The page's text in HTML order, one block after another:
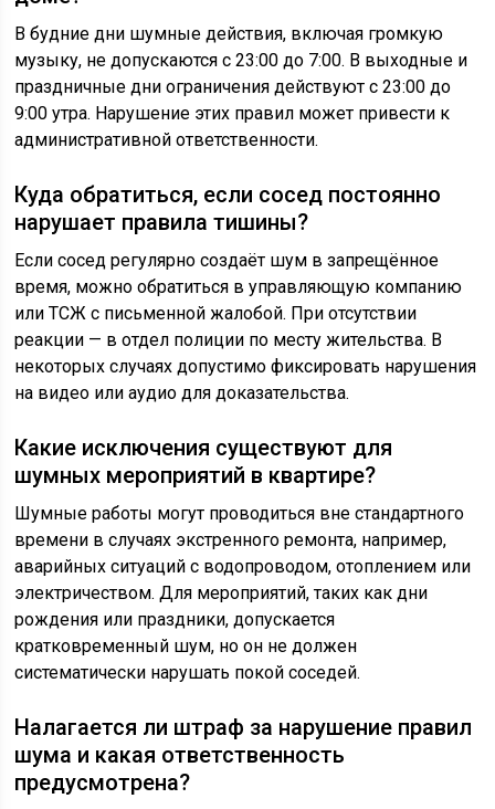
В будние дни шумные действия, включая громкую
музыку, не допускаются с 23:00 до 7:00. В выходные и
праздничные дни ограничения действуют с 23:00 до
9:00 утра. Нарушение этих правил может привести к
административной ответственности.
Куда обратиться, если сосед постоянно
нарушает правила тишины?
Если сосед регулярно создаёт шум в запрещённое
время, можно обратиться в управляющую компанию
или ТСЖ с письменной жалобой. При отсутствии
реакции — в отдел полиции по месту жительства. В
некоторых случаях допустимо фиксировать нарушения
на видео или аудио для доказательства.
Какие исключения существуют для
шумных мероприятий в квартире?
Шумные работы могут проводиться вне стандартного
времени в случаях экстренного ремонта, например,
аварийных ситуаций с водопроводом, отоплением или
электричеством. Для мероприятий, таких как дни
рождения или праздники, допускается
кратковременный шум, но он не должен
систематически нарушать покой соседей.
Налагается ли штраф за нарушение правил
шума и какая ответственность
предусмотрена?